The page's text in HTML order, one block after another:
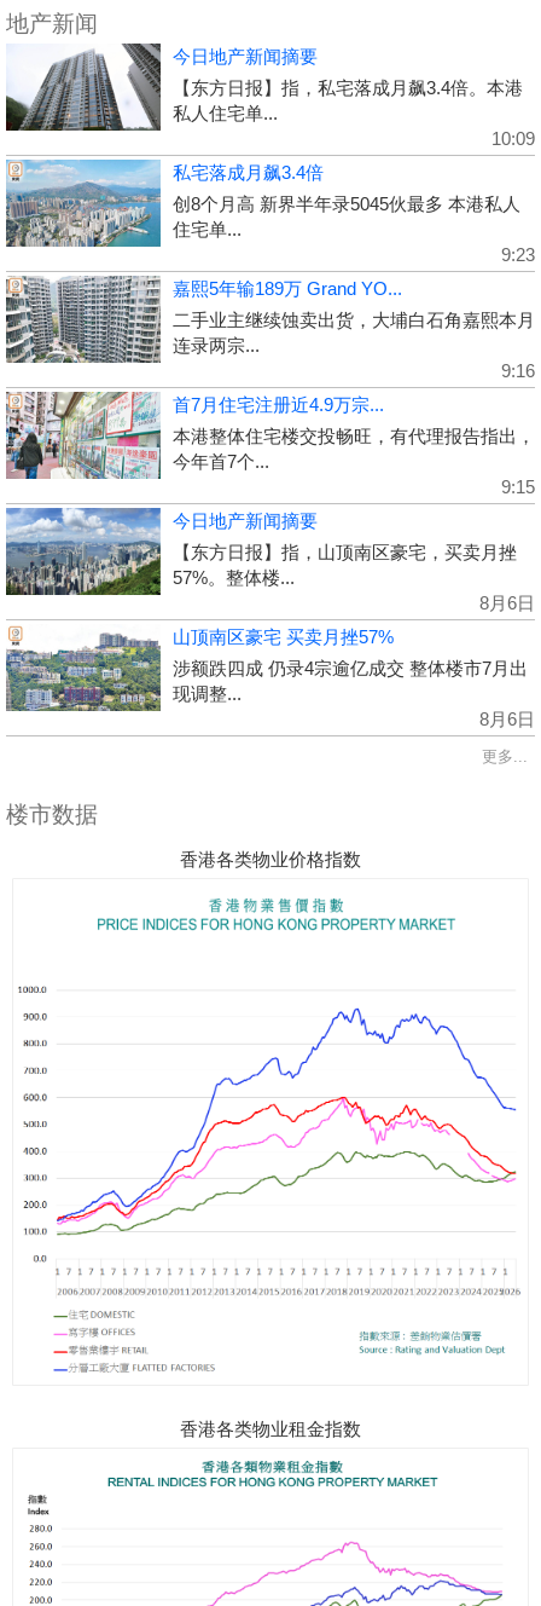
地产新闻
今日地产新闻摘要
【东方日报】指，私宅落成月飙3.4倍。本港
私人住宅单...
10:09
私宅落成月飙3.4倍
创8个月高 新界半年录5045伙最多 本港私人
住宅单...
9:23
嘉熙5年输189万 Grand YO...
二手业主继续蚀卖出货，大埔白石角嘉熙本月
连录两宗...
9:16
首7月住宅注册近4.9万宗...
本港整体住宅楼交投畅旺，有代理报告指出，
今年首7个...
9:15
今日地产新闻摘要
【东方日报】指，山顶南区豪宅，买卖月挫
57%。整体楼...
8月6日
山顶南区豪宅 买卖月挫57%
涉额跌四成 仍录4宗逾亿成交 整体楼市7月出
现调整...
8月6日
更多...
楼市数据
香港各类物业价格指数
香港各类物业租金指数